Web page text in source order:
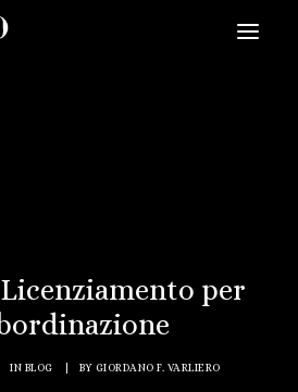
per
IN BLOG BY GIORDANO F. VARLIERO